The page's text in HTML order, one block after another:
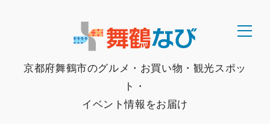
京都府舞鶴市のグルメ・お買い物・観光スポッ
ト・
イベント情報をお届け